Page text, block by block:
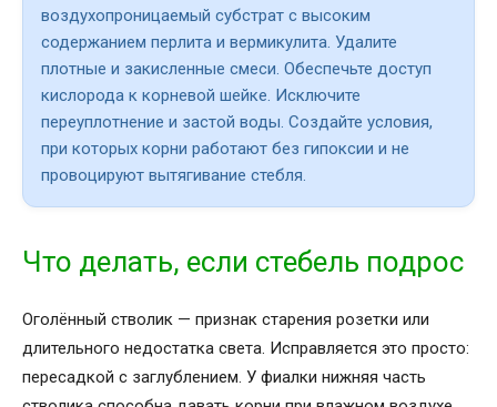
воздухопроницаемый субстрат с высоким
содержанием перлита и вермикулита. Удалите
плотные и закисленные смеси. Обеспечьте доступ
кислорода к корневой шейке. Исключите
переуплотнение и застой воды. Создайте условия,
при которых корни работают без гипоксии и не
провоцируют вытягивание стебля.
Что делать, если стебель подрос
Оголённый стволик — признак старения розетки или
длительного недостатка света. Исправляется это просто:
пересадкой с заглублением. У фиалки нижняя часть